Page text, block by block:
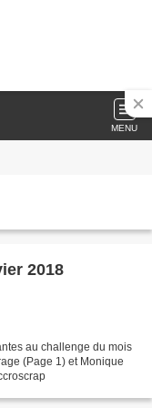
MENU
2018
au challenge du mois
(Page 1) et Monique